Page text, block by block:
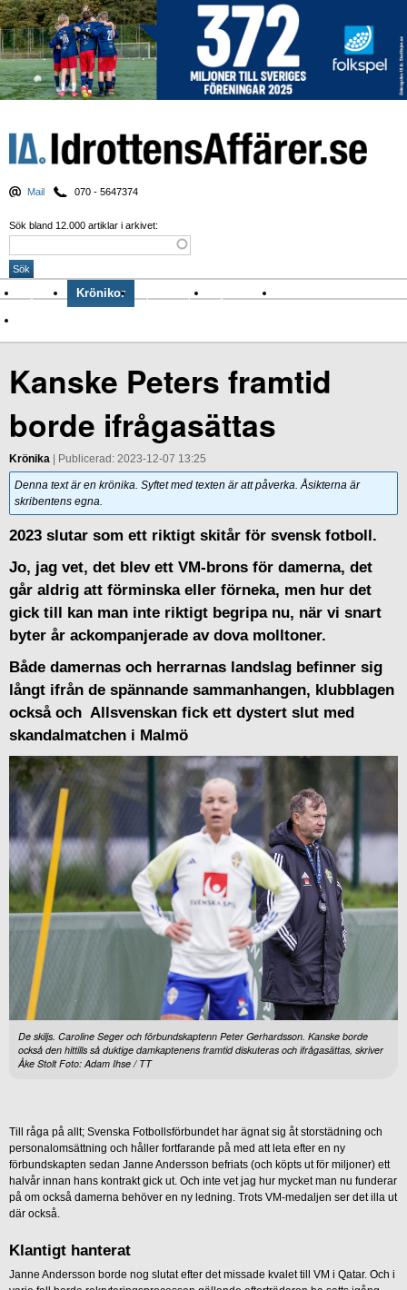
Mail 070 - 5647374
Sök bland 12.000 artiklar i arkivet:
Nyheter Krönikor Sport & spel Nyhetsbrev
Kanske Peters framtid
borde ifrågasättas
Krönika | Publicerad: 2023-12-07 13:25
Denna text är en krönika. Syftet med texten är att påverka. Åsikterna är
skribentens egna.
2023 slutar som ett riktigt skitår för svensk fotboll.
Jo, jag vet, det blev ett VM-brons för damerna, det
går aldrig att förminska eller förneka, men hur det
gick till kan man inte riktigt begripa nu, när vi snart
byter år ackompanjerade av dova molltoner.
Både damernas och herrarnas landslag befinner sig
långt ifrån de spännande sammanhangen, klubblagen
också och Allsvenskan fick ett dystert slut med
skandalmatchen i Malmö
De skiljs. Caroline Seger och förbundskaptenn Peter Gerhardsson. Kanske borde
också den hittills så duktige damkaptenens framtid diskuteras och ifrågasättas, skriver
Åke Stolt Foto: Adam Ihse / TT
Till råga på allt; Svenska Fotbollsförbundet har ägnat sig åt storstädning och
personalomsättning och håller fortfarande på med att leta efter en ny
förbundskapten sedan Janne Andersson befriats (och köpts ut för miljoner) ett
halvår innan hans kontrakt gick ut. Och inte vet jag hur mycket man nu funderar
på om också damerna behöver en ny ledning. Trots VM-medaljen ser det illa ut
där också.
Klantigt hanterat
Janne Andersson borde nog slutat efter det missade kvalet till VM i Qatar. Och i